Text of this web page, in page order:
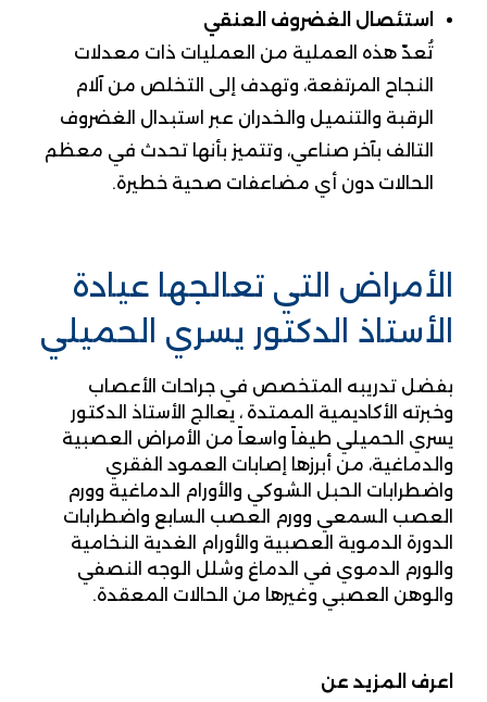
استئصال الغضروف العنقي
تُعدّ هذه العملية من العمليات ذات معدلات
النجاح المرتفعة، وتهدف إلى التخلص من آلام
الرقبة والتنميل والخدران عبر استبدال الغضروف
التالف بآخر صناعي، وتتميز بأنها تحدث في معظم
الحالات دون أي مضاعفات صحية خطيرة.
الأمراض التي تعالجها عيادة
الأستاذ الدكتور يسري الحميلي
بفضل تدريبه المتخصص في جراحات الأعصاب
وخبرته الأكاديمية الممتدة ، يعالج الأستاذ الدكتور
يسري الحميلي طيفاً واسعاً من الأمراض العصبية
والدماغية، من أبرزها إصابات العمود الفقري
واضطرابات الحبل الشوكي والأورام الدماغية وورم
العصب السمعي وورم العصب السابع واضطرابات
الدورة الدموية العصبية والأورام الغدية النخامية
والورم الدموي في الدماغ وشلل الوجه النصفي
والوهن العصبي وغيرها من الحالات المعقدة.
اعرف المزيد عن